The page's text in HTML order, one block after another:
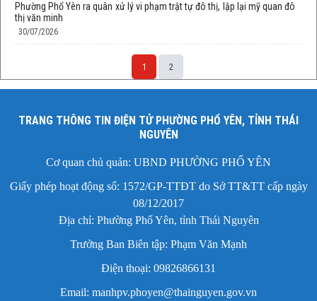
Phường Phổ Yên ra quân xử lý vi phạm trật tự đô thị, lập lại mỹ quan đô
thị văn minh
30/07/2026
1 2
TRANG THÔNG TIN ĐIỆN TỬ PHƯỜNG PHỔ YÊN, TỈNH THÁI
NGUYÊN
Cơ quan chủ quản: UBND PHƯỜNG PHỔ YÊN
Giấy phép hoạt động số: 1572/GP-TTĐT do Sở TT&TT cấp ngày
08/12/2017
Địa chỉ: Phường Phổ Yên, tỉnh Thái Nguyên
Trưởng Ban Biên tập: Phạm Văn Mạnh
Điện thoại: 09826866131
Email: manhpv.phoyen@thainguyen.gov.vn